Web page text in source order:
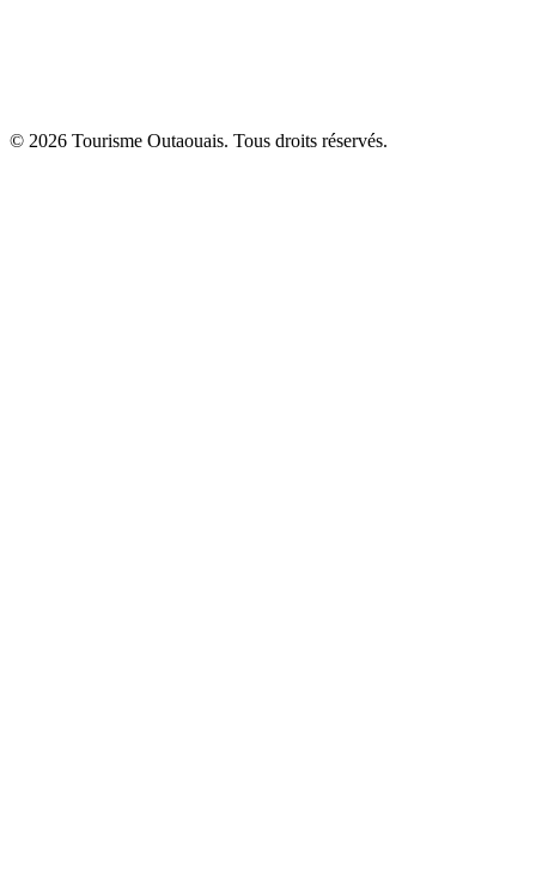
© 2026 Tourisme Outaouais. Tous droits réservés.